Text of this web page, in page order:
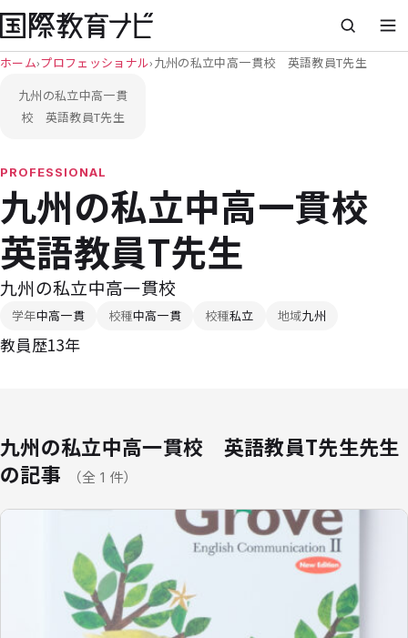
ホーム›プロフェッショナル›九州の私立中高一貫校 英語教員T先生
九州の私立中高一貫
校 英語教員T先生
PROFESSIONAL
九州の私立中高一貫校
英語教員T先生
九州の私立中高一貫校
学年中高一貫 校種中高一貫 校種私立 地域九州
教員歴13年
九州の私立中高一貫校 英語教員T先生先生
の記事
（全 1 件）